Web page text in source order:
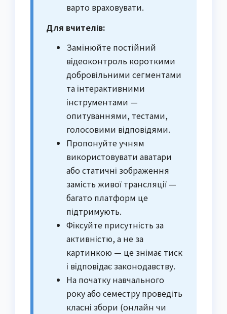
варто враховувати.
Для вчителів:
Замінюйте постійний
відеоконтроль короткими
добровільними сегментами
та інтерактивними
інструментами —
опитуваннями, тестами,
голосовими відповідями.
Пропонуйте учням
використовувати аватари
або статичні зображення
замість живої трансляції —
багато платформ це
підтримують.
Фіксуйте присутність за
активністю, а не за
картинкою — це знімає тиск
і відповідає законодавству.
На початку навчального
року або семестру проведіть
класні збори (онлайн чи